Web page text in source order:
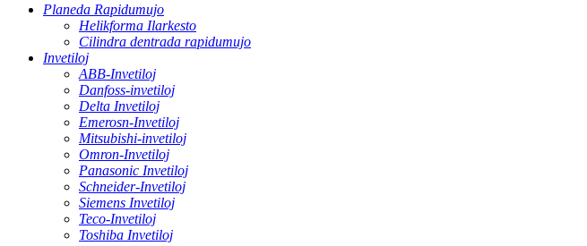
Planeda Rapidumujo
Helikforma Ilarkesto
Cilindra dentrada rapidumujo
Invetiloj
ABB-Invetiloj
Danfoss-invetiloj
Delta Invetiloj
Emerosn-Invetiloj
Mitsubishi-invetiloj
Omron-Invetiloj
Panasonic Invetiloj
Schneider-Invetiloj
Siemens Invetiloj
Teco-Invetiloj
Toshiba Invetiloj